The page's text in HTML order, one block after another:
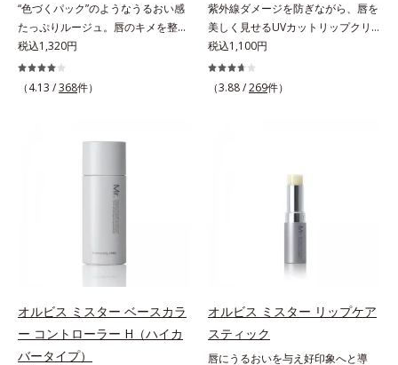
アのW効果で軽やかな美肌を印象づ
けます。紫外線吸収剤フリーなのに
高SPF値、さらにスキンプロテクト
複合成分(*3)が、ブルーライト、紫
外線、大気中の微粒子汚れなどの外
ー複合成分(*4)肌悩みが気になる時
すい肌にうるおいを届けながら、光
拡散効果で乾燥小ジワや毛穴もカバ
ーします。【ラスティング効果】皮
主成分を選択的に吸収し、うるおい
層の範囲内*3 スキンプロテクト※
複合成分配合＝肌を保護し、乾燥を
防ぐ複合成分 ※ ビルベリー葉エ
“色づくパック”のようなうるおい感
たっぷりルージュ。唇のキメを整え
リップの土台をつくり鮮やかな発色
を叶えます。唇にたっぷりうるおい
を与えながら鮮やかに色づく、スキ
キメを整えて、リップの土台をつく
解決(*1)する「リップトリートメン
ト成分(*2)」や、鮮やかな発色で、
均一な質感に整った唇にのせること
でより美しく色づく「クリアカラー
成分(*3)」を配合。さらに吐息や飲
み物の水分を取り込んでリップの密
着性を高める「ウォーターゲル成分
(*4）」で、マスクに色移りもしに
くい仕様です。*1 メイク効果によ
る *2 シリカ、酸化チタン、トリエ
税込1,320円
（4.13 /368件）
紫外線ダメージを防ぎながら、唇を
美しく見せるUVカットリップクリ
ーム。UV対策を忘れがちな唇に。
紫外線をカットしながら、顔色をパ
ッと明るく見せるUVカットリップ
るリップクリームで、顔だけでなく
種類の保湿成分（加水分解コラーゲ
ン、ゲットウ葉エキス）を配合して
の乾燥悩みも解決＆うるおい長持
うカラーで、唇を美しく魅せながら
いので、気兼ねなく使えます。口紅
税込1,100円
（3.88 /269件）
オルビス ミスター ベースカラ
ー コントローラー H（ハイカ
バータイプ）
オルビス ミスター リップケア
スティック
唇にうるおいを与え好印象へと導